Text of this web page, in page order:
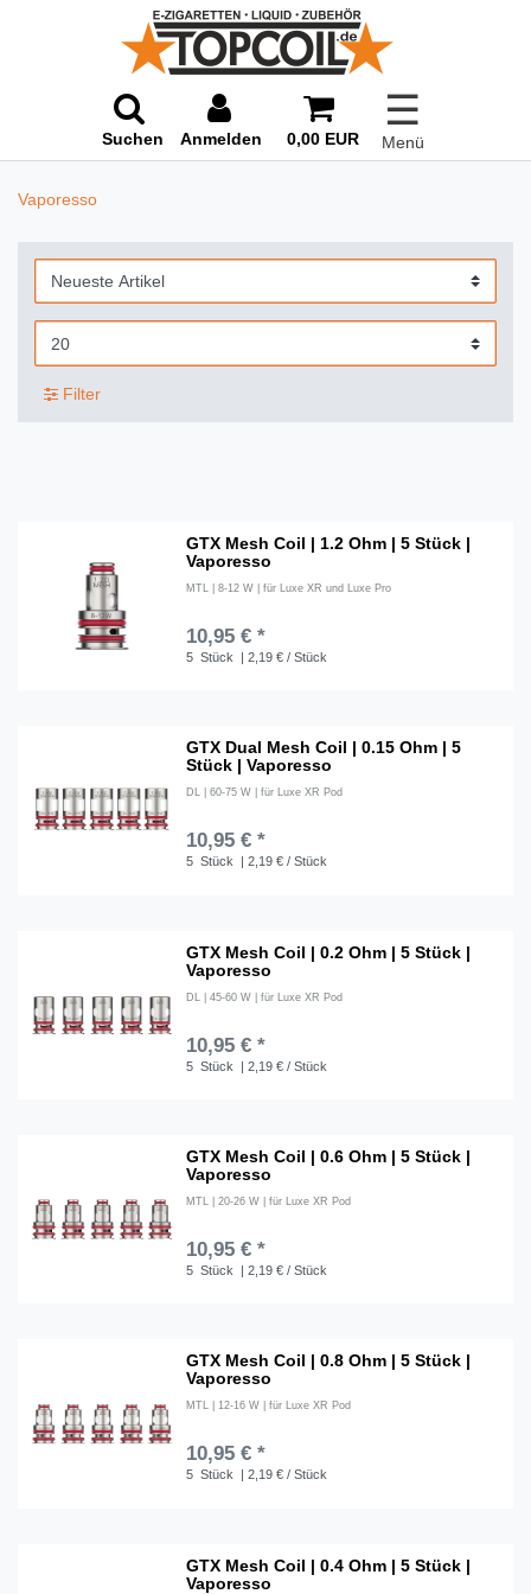
Suchen Anmelden 0,00 EUR
☰
Menü
Vaporesso
Filter
GTX Mesh Coil | 1.2 Ohm | 5 Stück |
Vaporesso
MTL | 8-12 W | für Luxe XR und Luxe Pro
10,95 € *
5 Stück | 2,19 € / Stück
GTX Dual Mesh Coil | 0.15 Ohm | 5
Stück | Vaporesso
DL | 60-75 W | für Luxe XR Pod
10,95 € *
5 Stück | 2,19 € / Stück
GTX Mesh Coil | 0.2 Ohm | 5 Stück |
Vaporesso
DL | 45-60 W | für Luxe XR Pod
10,95 € *
5 Stück | 2,19 € / Stück
GTX Mesh Coil | 0.6 Ohm | 5 Stück |
Vaporesso
MTL | 20-26 W | für Luxe XR Pod
10,95 € *
5 Stück | 2,19 € / Stück
GTX Mesh Coil | 0.8 Ohm | 5 Stück |
Vaporesso
MTL | 12-16 W | für Luxe XR Pod
10,95 € *
5 Stück | 2,19 € / Stück
GTX Mesh Coil | 0.4 Ohm | 5 Stück |
Vaporesso